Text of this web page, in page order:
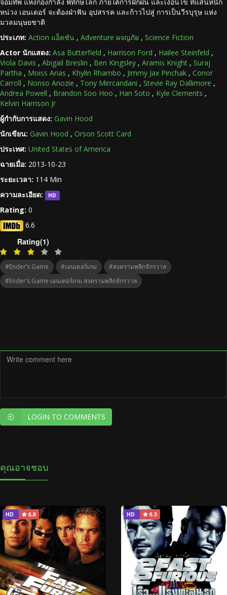
หน่วง เอนเดอร์ จะต้องฝ่าฟัน อุปสรรค และก้าวไปสู่ การเป็นวีรบุรุษ แห่ง
มวลมนุษยชาติ
ประเภท: Action แอ็คชัน , Adventure ผจญภัย , Science Fiction
Actor นักแสดง: Asa Butterfield , Harrison Ford , Hailee Steinfeld ,
Viola Davis , Abigail Breslin , Ben Kingsley , Aramis Knight , Suraj
Partha , Moiss Arias , Khylin Rhambo , Jimmy Jax Pinchak , Conor
Carroll , Nonso Anozie , Tony Mirrcandani , Stevie Ray Dallimore ,
Andrea Powell , Brandon Soo Hoo , Han Soto , Kyle Clements ,
Kelvin Harrison Jr
ผู้กำกับการแสดง: Gavin Hood
นักเขียน: Gavin Hood , Orson Scott Card
ประเทศ: United States of America
ฉายเมื่อ: 2013-10-23
ระยะเวลา: 114 Min
ความละเอียด:
HD
Rating: 0
6.6
Rating(1)
#Ender’s Game #เอนเดอร์เกม
#สงครามพลิกจักรวาล
#Ender’s Game เอนเดอร์เกม สงครามพลิกจักรวาล
LOGIN TO COMMENTS
คุณอาจชอบ
HD 6.8 HD 6.3